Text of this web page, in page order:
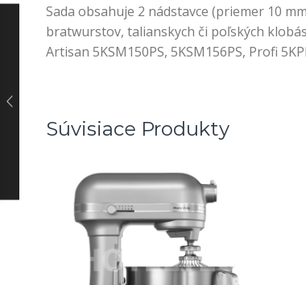
Sada obsahuje 2 nádstavce (priemer 10
bratwurstov, talianskych či poľských
Artisan 5KSM150PS, 5KSM156PS, Profi
Súvisiace Produkty